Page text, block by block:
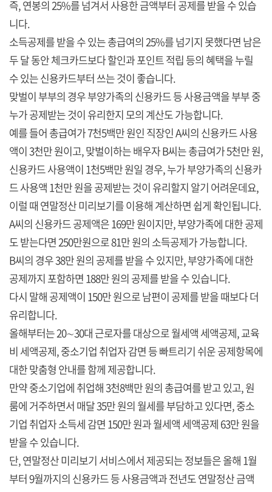
즉, 연봉의 25%를 넘겨서 사용한 금액부터 공제를 받을 수 있습
니다.
소득공제를 받을 수 있는 총급여의 25%를 넘기지 못했다면 남은
두 달 동안 체크카드보다 할인과 포인트 적립 등의 혜택을 누릴
수 있는 신용카드부터 쓰는 것이 좋습니다.
맞벌이 부부의 경우 부양가족의 신용카드 등 사용금액을 부부 중
누가 공제받는 것이 유리한지 모의 계산도 가능합니다.
예를 들어 총급여가 7천5백만 원인 직장인 A씨의 신용카드 사용
액이 3천만 원이고, 맞벌이하는 배우자 B씨는 총급여가 5천만 원,
신용카드 사용액이 1천5백만 원일 경우, 누가 부양가족의 신용카
드 사용액 1천만 원을 공제받는 것이 유리할지 알기 어려운데요,
이럴 때 연말정산 미리보기를 이용해 계산하면 쉽게 확인됩니다.
A씨의 신용카드 공제액은 169만 원이지만, 부양가족에 대한 공제
도 받는다면 250만원으로 81만 원의 소득공제가 가능합니다.
B씨의 경우 38만 원의 공제를 받을 수 있지만, 부양가족에 대한
공제까지 포함하면 188만 원의 공제를 받을 수 있습니다.
다시 말해 공제액이 150만 원으로 남편이 공제를 받을 때보다 더
유리합니다.
올해부터는 20∼30대 근로자를 대상으로 월세액 세액공제, 교육
비 세액공제, 중소기업 취업자 감면 등 빠트리기 쉬운 공제항목에
대한 맞춤형 안내를 함께 제공합니다.
만약 중소기업에 취업해 3천8백만 원의 총급여를 받고 있고, 원
룸에 거주하면서 매달 35만 원의 월세를 부담하고 있다면, 중소
기업 취업자 소득세 감면 150만 원과 월세액 세액공제 63만 원을
받을 수 있습니다.
단, 연말정산 미리보기 서비스에서 제공되는 정보들은 올해 1월
부터 9월까지의 신용카드 등 사용금액과 전년도 연말정산 금액